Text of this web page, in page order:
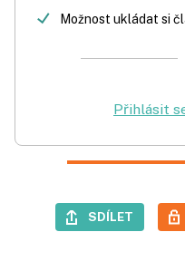
Možnost ukládat si
Přihlásit
SDÍLET